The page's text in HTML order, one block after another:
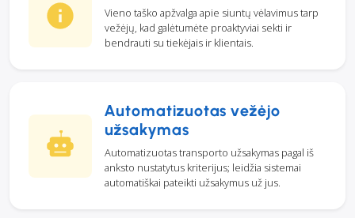
Vieno taško apžvalga apie siuntų vėlavimus tarp
vežėjų, kad galėtumėte proaktyviai sekti ir
bendrauti su tiekėjais ir klientais.
Automatizuotas vežėjo
užsakymas
Automatizuotas transporto užsakymas pagal iš
anksto nustatytus kriterijus; leidžia sistemai
automatiškai pateikti užsakymus už jus.